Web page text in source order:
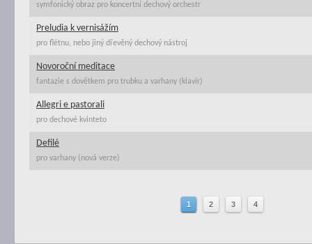
symfonický obraz pro koncertní dechový orchestr
Preludia k vernisážím
pro flétnu, nebo jiný dřevěný dechový nástroj
Novoroční meditace
fantazie s dovětkem pro trubku a varhany (klavír)
Allegri e pastorali
pro dechové kvinteto
Defilé
pro varhany (nová verze)
1 2 3 4